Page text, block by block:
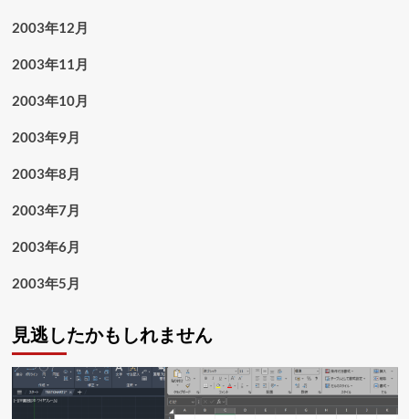
2003年12月
2003年11月
2003年10月
2003年9月
2003年8月
2003年7月
2003年6月
2003年5月
見逃したかもしれません